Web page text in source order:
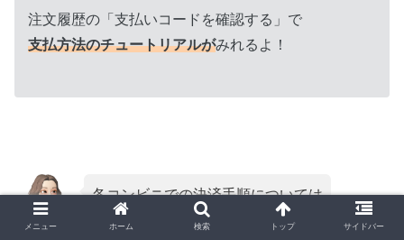
注文履歴の「支払いコードを確認する」で
支払方法のチュートリアルがみれるよ！
各コンビニでの決済手順については
↓に書いたよー！
メニュー ホーム 検索 トップ サイドバー